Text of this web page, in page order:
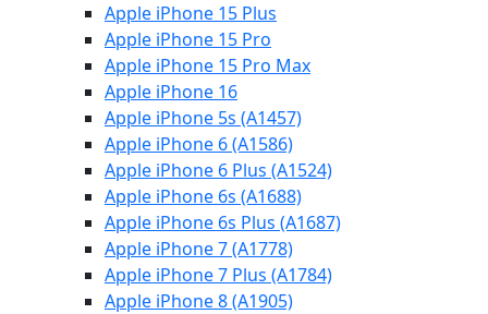
Apple iPhone 15 Plus
Apple iPhone 15 Pro
Apple iPhone 15 Pro Max
Apple iPhone 16
Apple iPhone 5s (A1457)
Apple iPhone 6 (A1586)
Apple iPhone 6 Plus (A1524)
Apple iPhone 6s (A1688)
Apple iPhone 6s Plus (A1687)
Apple iPhone 7 (A1778)
Apple iPhone 7 Plus (A1784)
Apple iPhone 8 (A1905)